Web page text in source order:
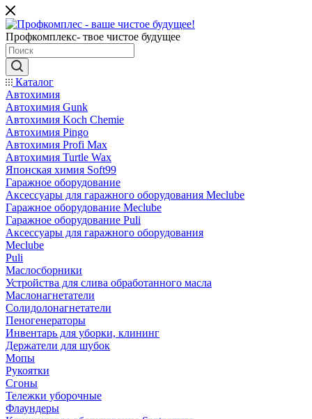
Профкомплекс- твое чистое будущее
Каталог
Автохимия
Автохимия Gunk
Автохимия Koch Chemie
Автохимия Pingo
Автохимия Profi Max
Автохимия Turtle Wax
Японская химия Soft99
Гаражное оборудование
Аксессуары для гаражного оборудования Meclube
Гаражное оборудование Meclube
Гаражное оборудование Puli
Аксессуары для гаражного оборудования
Meclube
Puli
Маслосборники
Устройства для слива обработанного масла
Маслонагнетатели
Солидолонагнетатели
Пеногенераторы
Инвентарь для уборки, клининг
Держатели для шубок
Мопы
Рукоятки
Сгоны
Тележки уборочные
Флаундеры